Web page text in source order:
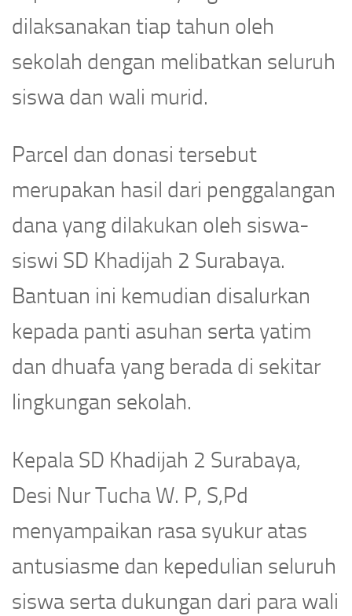
dilaksanakan tiap tahun oleh
sekolah dengan melibatkan seluruh
siswa dan wali murid.
Parcel dan donasi tersebut
merupakan hasil dari penggalangan
dana yang dilakukan oleh siswa-
siswi SD Khadijah 2 Surabaya.
Bantuan ini kemudian disalurkan
kepada panti asuhan serta yatim
dan dhuafa yang berada di sekitar
lingkungan sekolah.
Kepala SD Khadijah 2 Surabaya,
Desi Nur Tucha W. P, S,Pd
menyampaikan rasa syukur atas
antusiasme dan kepedulian seluruh
siswa serta dukungan dari para wali